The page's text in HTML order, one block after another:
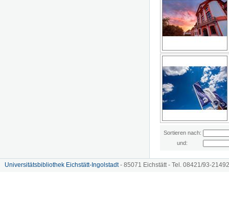
Sortieren nach:
und:
Universitätsbibliothek Eichstätt-Ingolstadt- 85071 Eichstätt - Tel. 08421/93-